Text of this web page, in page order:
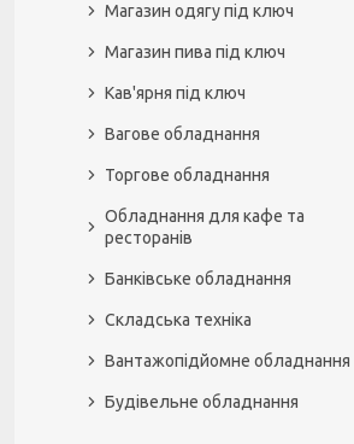
Магазин одягу під ключ
Магазин пива під ключ
Кав'ярня під ключ
Вагове обладнання
Торгове обладнання
Обладнання для кафе та
ресторанів
Банківське обладнання
Складська техніка
Вантажопідйомне обладнання
Будівельне обладнання